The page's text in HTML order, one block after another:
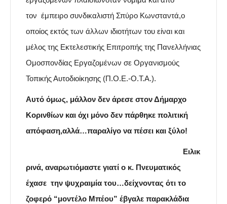
τον έμπειρο συνδικαλιστή Σπύρο Κωνσταντά,ο
οποίος εκτός των άλλων ιδιοτήτων του είναι και
μέλος της Εκτελεστικής Επιτροπής της Πανελλήνιας
Ομοσπονδίας Εργαζομένων σε Οργανισμούς
Τοπικής Αυτοδιοίκησης (Π.Ο.Ε.-Ο.Τ.Α.).
Αυτό όμως, μάλλον δεν άρεσε στον Δήμαρχο
Κορινθίων και όχι μόνο δεν πάρθηκε πολιτική
απόφαση,αλλά…παραλίγο να πέσει και ξύλο!
Ειλικ
ρινά, αναρωτιόμαστε γιατί ο κ. Πνευματικός
έχασε την ψυχραιμία του…δείχνοντας ότι το
ζοφερό “μοντέλο Μπέου” έβγαλε παρακλάδια